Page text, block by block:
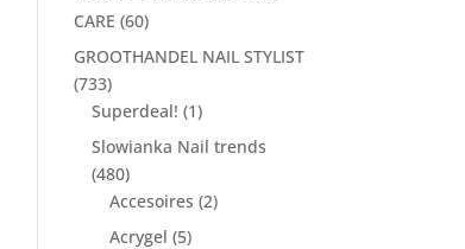
CARE (60)
GROOTHANDEL NAIL STYLIST
(733)
Superdeal! (1)
Slowianka Nail trends
(480)
Accesoires (2)
Acrygel (5)